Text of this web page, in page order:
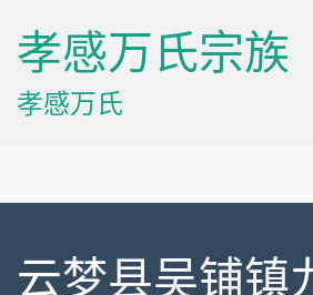
孝感万氏宗族
孝感万氏
Menu
云梦县吴铺镇